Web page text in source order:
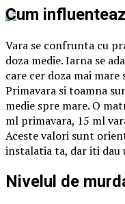
Cum
Vara se confrunta cu
doza medie. Iarna se
care cer doza mai
Primavara si toamna
medie spre mare. O
ml primavara, 15 ml
Aceste valori sunt
instalatia ta, dar iti
Nivelul de